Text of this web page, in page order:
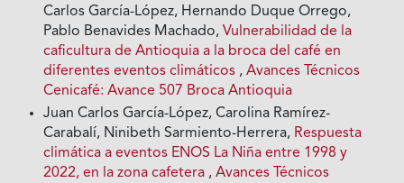
Carlos García-López, Hernando Duque Orrego,
Pablo Benavides Machado,Vulnerabilidad de la
caficultura de Antioquia a la broca del café en
diferentes eventos climáticos ,Avances Técnicos
Cenicafé: Avance 507 Broca Antioquia
Juan Carlos García-López, Carolina Ramírez-
Carabalí, Ninibeth Sarmiento-Herrera, Respuesta
climática a eventos ENOS La Niña entre 1998 y
2022, en la zona cafetera ,Avances Técnicos